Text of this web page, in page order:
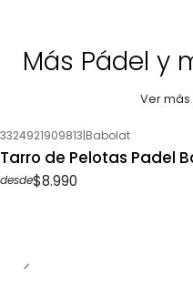
Más Pádel y
Ver
3324921909813|Babolat
Tarro de Pelotas Padel
desde$8.990